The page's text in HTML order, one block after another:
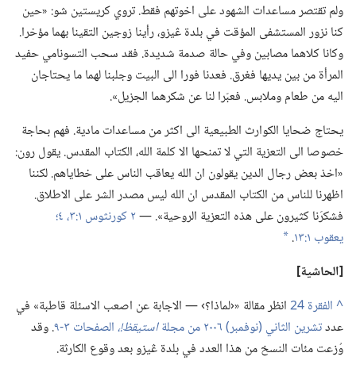
ولم تقتصر مساعدات الشهود على اخوتهم فقط.‏ تروي كريستين شو:‏ «حين
كنا نزور المستشفى المؤقت في بلدة ڠيزو،‏ رأينا زوجين التقينا بهما مؤخرا.‏
وكانا كلاهما مصابين وفي حالة صدمة شديدة.‏ فقد سحب التسونامي حفيد
المرأة من بين يديها فغرق.‏ فعدنا فورا الى البيت وجلبنا لهما ما يحتاجان
اليه من طعام وملابس.‏ فعبّرا لنا عن شكرهما الجزيل».‏
يحتاج ضحايا الكوارث الطبيعية الى اكثر من مساعدات مادية.‏ فهم بحاجة
خصوصا الى التعزية التي لا تمنحها الا كلمة الله،‏ الكتاب المقدس.‏ يقول رون:‏
«اخذ بعض رجال الدين يقولون ان الله يعاقب الناس على خطاياهم.‏ لكننا
اظهرنا للناس من الكتاب المقدس ان الله ليس مصدر الشر على الاطلاق.‏
فشكرَنا كثيرون على هذه التعزية الروحية».‏ —‏٢ كورنثوس ١:‏٣،‏ ٤؛‏
يعقوب ١:‏١٣
‏.‏
*
‏[الحاشية]‏
^
انظر مقالة «‹لماذا؟‏› —‏ الاجابة عن اصعب الاسئلة قاطبة» في
عددتشرين الثاني (‏نوفمبر)‏ ٢٠٠٦ من مجلة استيقظ!‏،‏الصفحات ٣-‏٩
‏.‏ وقد
وُزعت مئات النسخ من هذا العدد في بلدة ڠيزو بعد وقوع الكارثة.‏